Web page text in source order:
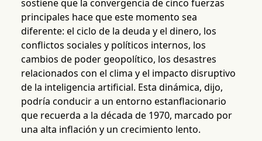
sostiene que la convergencia de cinco fuerzas
principales hace que este momento sea
diferente: el ciclo de la deuda y el dinero, los
conflictos sociales y políticos internos, los
cambios de poder geopolítico, los desastres
relacionados con el clima y el impacto disruptivo
de la inteligencia artificial. Esta dinámica, dijo,
podría conducir a un entorno estanflacionario
que recuerda a la década de 1970, marcado por
una alta inflación y un crecimiento lento.